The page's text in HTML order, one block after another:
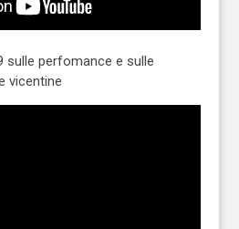
sulle perfomance e sulle
vicentine